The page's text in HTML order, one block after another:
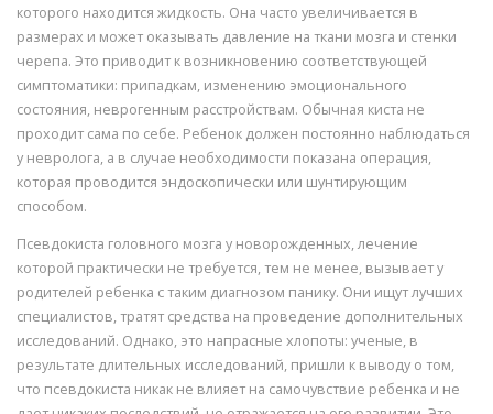
которого находится жидкость. Она часто увеличивается в
размерах и может оказывать давление на ткани мозга и стенки
черепа. Это приводит к возникновению соответствующей
симптоматики: припадкам, изменению эмоционального
состояния, неврогенным расстройствам. Обычная киста не
проходит сама по себе. Ребенок должен постоянно наблюдаться
у невролога, а в случае необходимости показана операция,
которая проводится эндоскопически или шунтирующим
способом.
Псевдокиста головного мозга у новорожденных, лечение
которой практически не требуется, тем не менее, вызывает у
родителей ребенка с таким диагнозом панику. Они ищут лучших
специалистов, тратят средства на проведение дополнительных
исследований. Однако, это напрасные хлопоты: ученые, в
результате длительных исследований, пришли к выводу о том,
что псевдокиста никак не влияет на самочувствие ребенка и не